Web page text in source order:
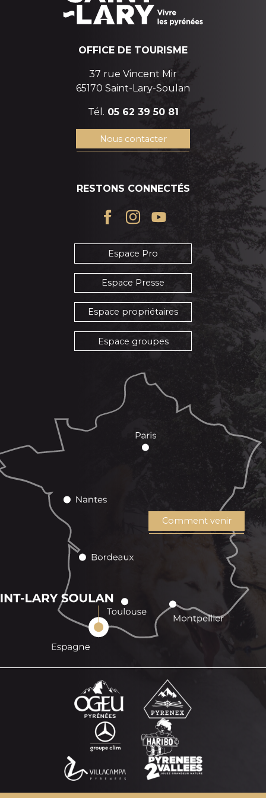
OFFICE DE TOURISME
37 rue Vincent Mir
65170 Saint-Lary-Soulan
Tél. 05 62 39 50 81
Nous contacter
RESTONS CONNECTÉS
Espace Pro
Espace Presse
Espace propriétaires
Espace groupes
Comment venir